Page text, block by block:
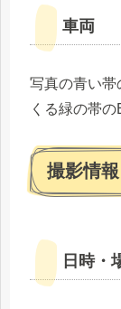
車両
写真の青い帯
くる緑の帯の
撮影情報
日時・